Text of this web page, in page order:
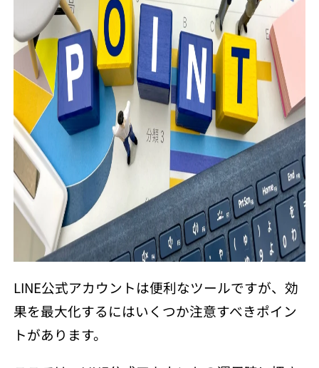
LINE公式アカウントは便利なツールですが、効
果を最大化するにはいくつか注意すべきポイン
トがあります。